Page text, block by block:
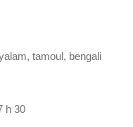
tamoul, bengali
h 30